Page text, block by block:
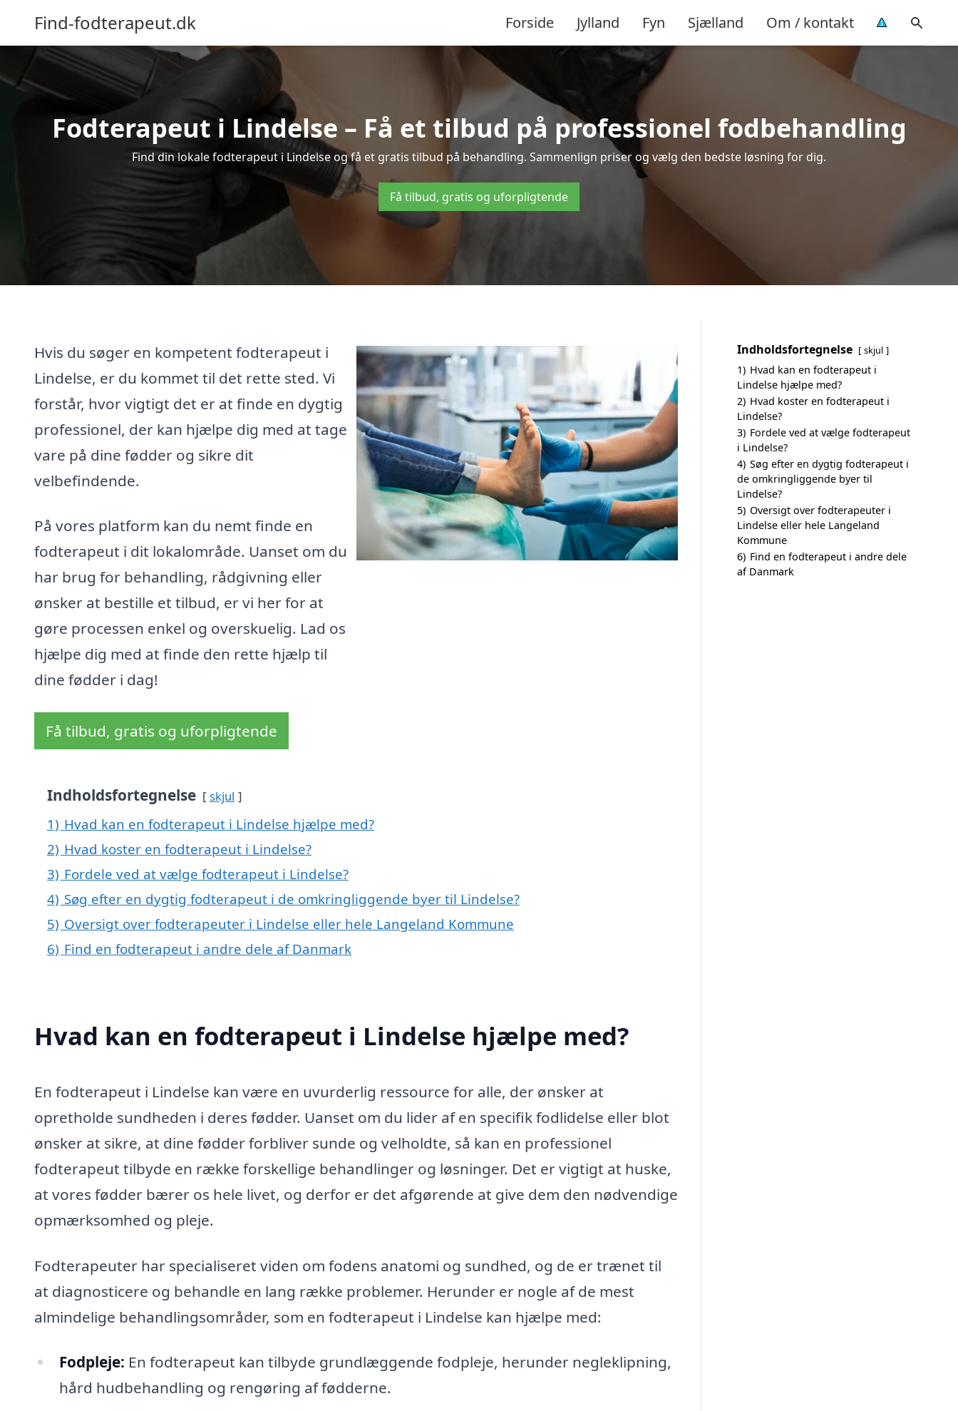
Find-fodterapeut.dk Forside Jylland Fyn Sjælland Om / kontakt
Fodterapeut i Lindelse – Få et tilbud på professionel fodbehandling
Find din lokale fodterapeut i Lindelse og få et gratis tilbud på behandling. Sammenlign priser og vælg den bedste løsning for dig.
Få tilbud, gratis og uforpligtende
Hvis du søger en kompetent fodterapeut i
Lindelse, er du kommet til det rette sted. Vi
forstår, hvor vigtigt det er at finde en dygtig
professionel, der kan hjælpe dig med at tage
vare på dine fødder og sikre dit
velbefindende.
På vores platform kan du nemt finde en
fodterapeut i dit lokalområde. Uanset om du
har brug for behandling, rådgivning eller
ønsker at bestille et tilbud, er vi her for at
gøre processen enkel og overskuelig. Lad os
hjælpe dig med at finde den rette hjælp til
dine fødder i dag!
Få tilbud, gratis og uforpligtende
Indholdsfortegnelse skjul
1) Hvad kan en fodterapeut i Lindelse hjælpe med?
2) Hvad koster en fodterapeut i Lindelse?
3) Fordele ved at vælge fodterapeut i Lindelse?
4) Søg efter en dygtig fodterapeut i de omkringliggende byer til Lindelse?
5) Oversigt over fodterapeuter i Lindelse eller hele Langeland Kommune
6) Find en fodterapeut i andre dele af Danmark
Hvad kan en fodterapeut i Lindelse hjælpe med?
En fodterapeut i Lindelse kan være en uvurderlig ressource for alle, der ønsker at
opretholde sundheden i deres fødder. Uanset om du lider af en specifik fodlidelse eller blot
ønsker at sikre, at dine fødder forbliver sunde og velholdte, så kan en professionel
fodterapeut tilbyde en række forskellige behandlinger og løsninger. Det er vigtigt at huske,
at vores fødder bærer os hele livet, og derfor er det afgørende at give dem den nødvendige
opmærksomhed og pleje.
Fodterapeuter har specialiseret viden om fodens anatomi og sundhed, og de er trænet til
at diagnosticere og behandle en lang række problemer. Herunder er nogle af de mest
almindelige behandlingsområder, som en fodterapeut i Lindelse kan hjælpe med:
Fodpleje: En fodterapeut kan tilbyde grundlæggende fodpleje, herunder negleklipning,
hård hudbehandling og rengøring af fødderne.
Indholdsfortegnelse skjul
1) Hvad kan en fodterapeut i
Lindelse hjælpe med?
2) Hvad koster en fodterapeut i
Lindelse?
3) Fordele ved at vælge fodterapeut
i Lindelse?
4) Søg efter en dygtig fodterapeut i
de omkringliggende byer til
Lindelse?
5) Oversigt over fodterapeuter i
Lindelse eller hele Langeland
Kommune
6) Find en fodterapeut i andre dele
af Danmark